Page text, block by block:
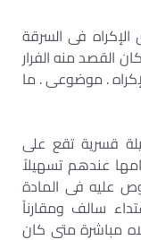
فى السرقة
القصد منه الفرار
. موضوعى . ما
قسرية تقع على
عندهم تسهيلاً
عليه فى المادة
سالف ومقارناً
مباشرة متى كان